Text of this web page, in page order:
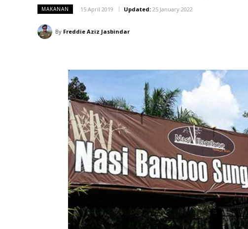
MAKANAN 15 April 2019 Updated: 25 January 2022
By Freddie Aziz Jasbindar